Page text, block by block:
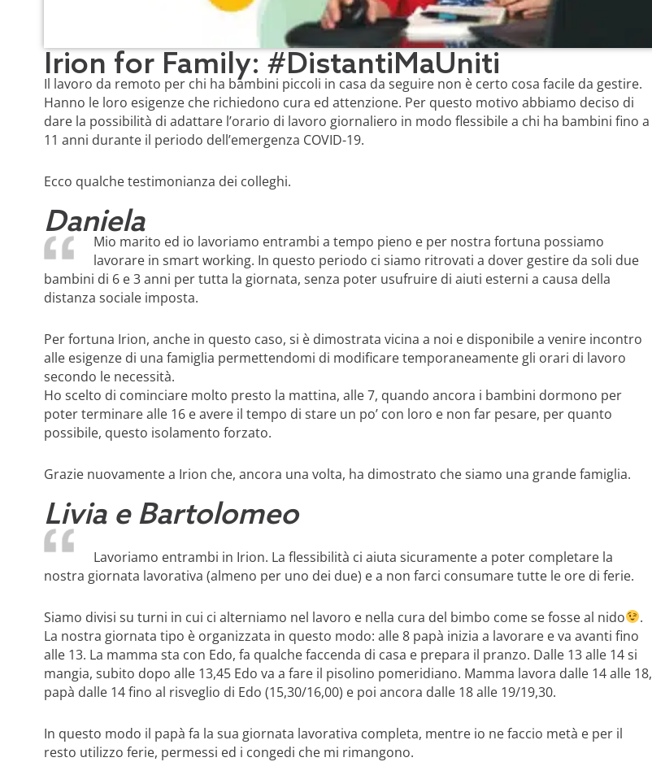
Irion for Family: #DistantiMaUniti
Il lavoro da remoto per chi ha bambini piccoli in casa da seguire non è certo cosa facile da gestire.
Hanno le loro esigenze che richiedono cura ed attenzione. Per questo motivo abbiamo deciso di
dare la possibilità di adattare l’orario di lavoro giornaliero in modo flessibile a chi ha bambini fino a
11 anni durante il periodo dell’emergenza COVID-19.
Ecco qualche testimonianza dei colleghi.
Daniela
Mio marito ed io lavoriamo entrambi a tempo pieno e per nostra fortuna possiamo
lavorare in smart working. In questo periodo ci siamo ritrovati a dover gestire da soli due
bambini di 6 e 3 anni per tutta la giornata, senza poter usufruire di aiuti esterni a causa della
distanza sociale imposta.
Per fortuna Irion, anche in questo caso, si è dimostrata vicina a noi e disponibile a venire incontro
alle esigenze di una famiglia permettendomi di modificare temporaneamente gli orari di lavoro
secondo le necessità.
Ho scelto di cominciare molto presto la mattina, alle 7, quando ancora i bambini dormono per
poter terminare alle 16 e avere il tempo di stare un po’ con loro e non far pesare, per quanto
possibile, questo isolamento forzato.
Grazie nuovamente a Irion che, ancora una volta, ha dimostrato che siamo una grande famiglia.
Livia e Bartolomeo
Lavoriamo entrambi in Irion. La flessibilità ci aiuta sicuramente a poter completare la
nostra giornata lavorativa (almeno per uno dei due) e a non farci consumare tutte le ore di ferie.
Siamo divisi su turni in cui ci alterniamo nel lavoro e nella cura del bimbo come se fosse al nido
.
La nostra giornata tipo è organizzata in questo modo: alle 8 papà inizia a lavorare e va avanti fino
alle 13. La mamma sta con Edo, fa qualche faccenda di casa e prepara il pranzo. Dalle 13 alle 14 si
mangia, subito dopo alle 13,45 Edo va a fare il pisolino pomeridiano. Mamma lavora dalle 14 alle 18,
papà dalle 14 fino al risveglio di Edo (15,30/16,00) e poi ancora dalle 18 alle 19/19,30.
In questo modo il papà fa la sua giornata lavorativa completa, mentre io ne faccio metà e per il
resto utilizzo ferie, permessi ed i congedi che mi rimangono.